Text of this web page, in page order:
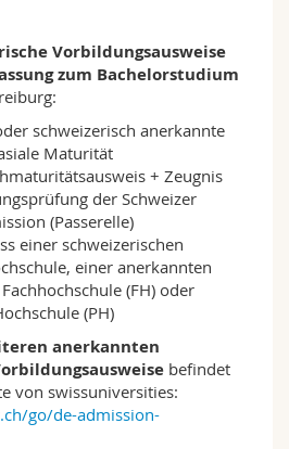
Sozialforschung,
handelt es sich sowohl um
um
Beim Studium stehen
Organisationen
bei der
mit ihrer sozialen Umwelt
Studium umfasst eine
praktisches Wissen wird
Studierende erwerben
Repertoire an
ihnen einen optimalen
ermöglichen. Eine
(Bachelorarbeit)
Studienjahr, in der das
wird, zeichnet das
Vorbildungsausweise
zum Bachelorstudium
schweizerisch anerkannte
Maturität
+ Zeugnis
der Schweizer
(Passerelle)
einer schweizerischen
einer anerkannten
(FH) oder
(PH)
anerkannten
befindet
von swissuniversities:
go/de-admission-